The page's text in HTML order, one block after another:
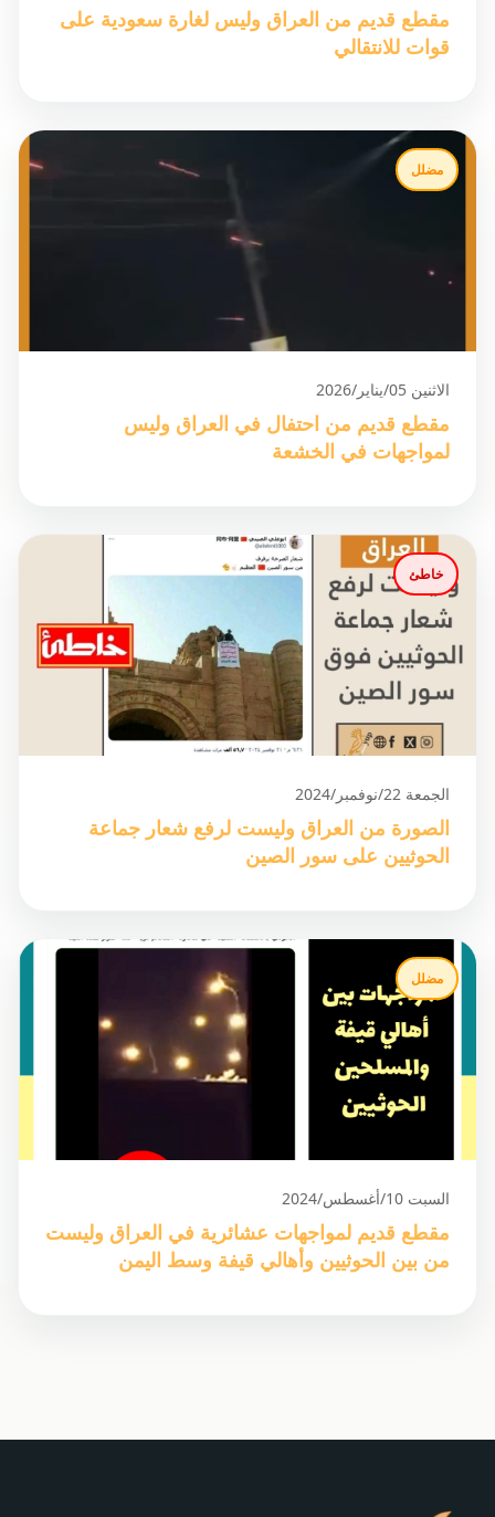
مقطع قديم من العراق وليس لغارة سعودية على
قوات للانتقالي
مضلل
الاثنين 05/يناير/2026
مقطع قديم من احتفال في العراق وليس
لمواجهات في الخشعة
خاطئ
الجمعة 22/نوفمبر/2024
الصورة من العراق وليست لرفع شعار جماعة
الحوثيين على سور الصين
مضلل
السبت 10/أغسطس/2024
مقطع قديم لمواجهات عشائرية في العراق وليست
من بين الحوثيين وأهالي قيفة وسط اليمن